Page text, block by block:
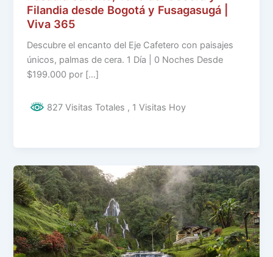
Filandia desde Bogotá y Fusagasugá |
Viva 365
Descubre el encanto del Eje Cafetero con paisajes
únicos, palmas de cera. 1 Día | 0 Noches Desde
$199.000 por […]
827 Visitas Totales , 1 Visitas Hoy